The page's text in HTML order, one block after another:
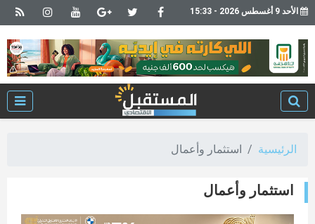
الأحد 9 أغسطس 2026 - 15:33
الرئيسية استثمار وأعمال
استثمار وأعمال